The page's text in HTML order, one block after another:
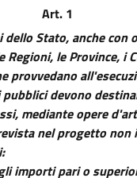
Art. 1
dello Stato, anche con
Regioni, le Province, i
provvedano
devono
mediante opere
nel progetto non
importi pari o